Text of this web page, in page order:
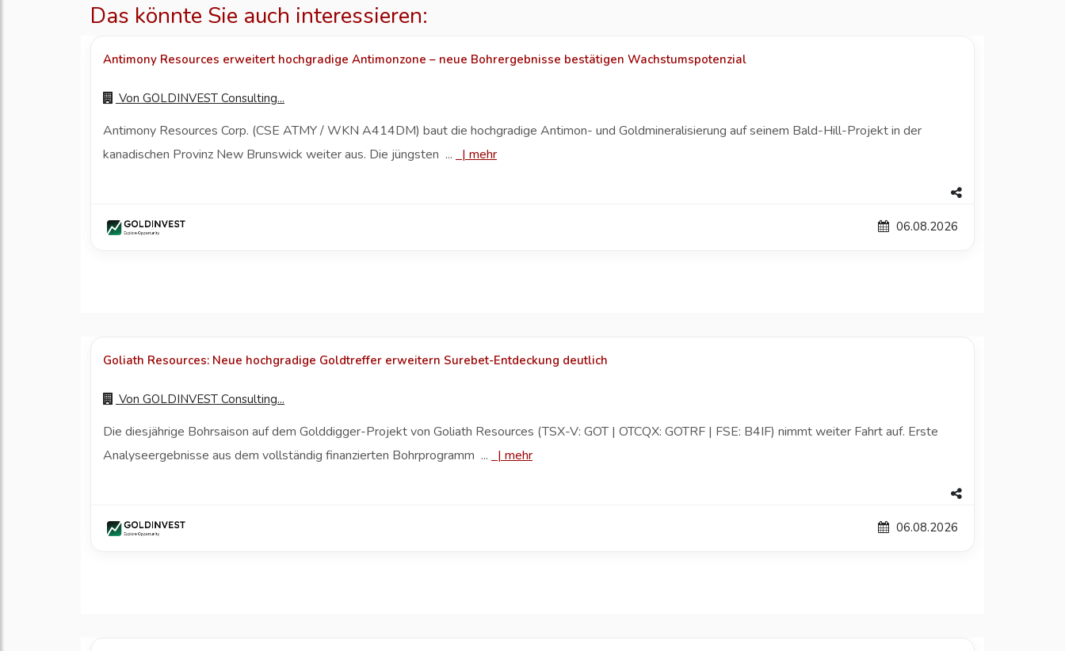
Das könnte Sie auch interessieren:
Antimony Resources erweitert hochgradige Antimonzone – neue Bohrergebnisse bestätigen Wachstumspotenzial
Von GOLDINVEST Consulting...
Antimony Resources Corp. (CSE ATMY / WKN A414DM) baut die hochgradige Antimon- und Goldmineralisierung auf seinem Bald-Hill-Projekt in der
kanadischen Provinz New Brunswick weiter aus. Die jüngsten ... |mehr
06.08.2026
Goliath Resources: Neue hochgradige Goldtreffer erweitern Surebet-Entdeckung deutlich
Von GOLDINVEST Consulting...
Die diesjährige Bohrsaison auf dem Golddigger-Projekt von Goliath Resources (TSX-V: GOT | OTCQX: GOTRF | FSE: B4IF) nimmt weiter Fahrt auf. Erste
Analyseergebnisse aus dem vollständig finanzierten Bohrprogramm ... |mehr
06.08.2026